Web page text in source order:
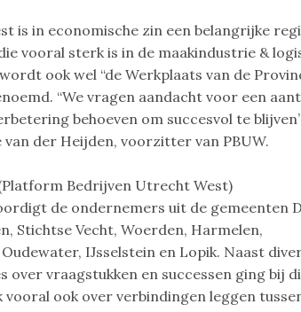
is in economische zin een belangrijke
vooral sterk is in de maakindustrie &
ook wel “de Werkplaats van de
“We vragen aandacht voor een
behoeven om succesvol te
van der Heijden, voorzitter van PBUW.
Bedrijven Utrecht West)
de ondernemers uit de gemeenten
Stichtse Vecht, Woerden, Harmelen,
IJsselstein en Lopik. Naast
over vraagstukken en successen ging bij
vooral ook over verbindingen leggen